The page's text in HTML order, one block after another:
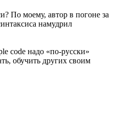
По моему, автор в погоне за
намудрил
code надо «по-русски»
обучить других своим